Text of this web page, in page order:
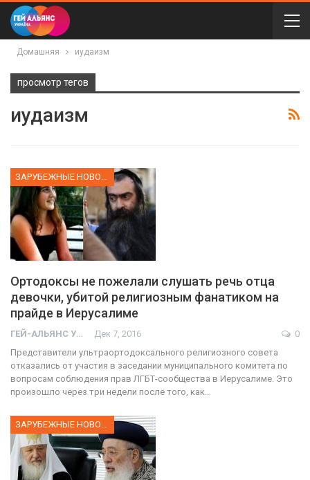
Домашняя иудаизм
просмотр тегов
иудаизм
Ортодоксы не пожелали слушать речь отца
девочки, убитой религиозным фанатиком на
прайде в Иерусалиме
ГЕЙ-АЛЬЯНС УКРАИНА Дек 7, 2016
0
Представители ультраортодоксального религиозного совета
отказались от участия в заседании муниципального комитета по
вопросам соблюдения прав ЛГБТ-сообщества в Иерусалиме. Это
произошло через три недели после того, как…
ЗАРУБЕЖНЫЕ НОВОСТИ